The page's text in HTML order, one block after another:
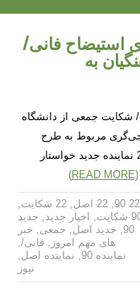
استیضاح فانی/
به
شکایت جمعی از دانشگاه
کمیته میانجی‌گری مربوط به طرح
استیضاح وزیر آموزش و پرورش با بیان اینکه 22 نماینده جدید خواستار
(READ MORE)
22 90
, 22 اصل , 22 شکایت
,
, اخبار جدید, جدید
90
, جدید اصل, جمعی, خبر
های مهم امروز , فانی/,
نماینده 90
, نماینده اصل,
نیوز